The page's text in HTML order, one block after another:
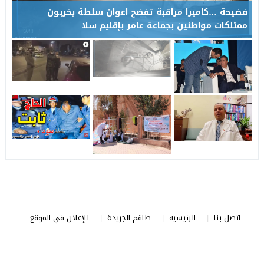
الحجر الصحي ماشي على كلشي “انتي بنت الكوميسير
ديالنا : سيري ماشي مشكل تثير ضجة(فيديو)
اتصل بنا الرئيسية طاقم الجريدة
للإعلان في الموقع